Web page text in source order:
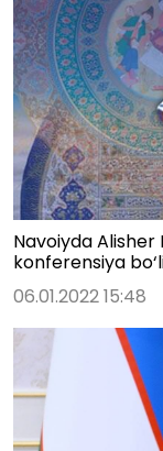
Navoiyda Alisher
konferensiya
06.01.2022 15:48